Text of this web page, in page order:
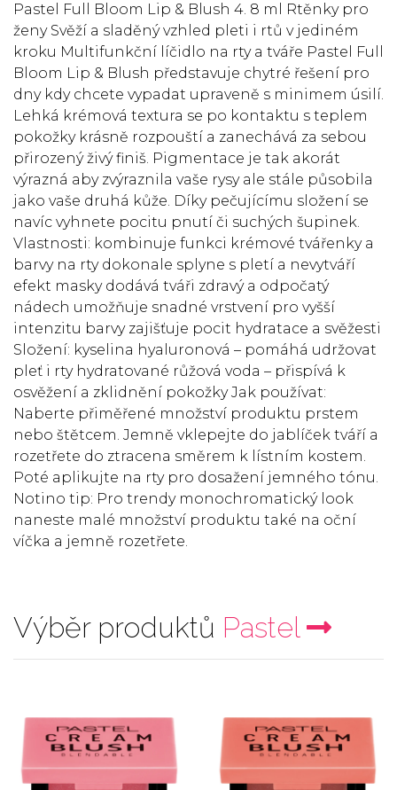
Pastel Full Bloom Lip & Blush 4. 8 ml Rtěnky pro
ženy Svěží a sladěný vzhled pleti i rtů v jediném
kroku Multifunkční líčidlo na rty a tváře Pastel Full
Bloom Lip & Blush představuje chytré řešení pro
dny kdy chcete vypadat upraveně s minimem úsilí.
Lehká krémová textura se po kontaktu s teplem
pokožky krásně rozpouští a zanechává za sebou
přirozený živý finiš. Pigmentace je tak akorát
výrazná aby zvýraznila vaše rysy ale stále působila
jako vaše druhá kůže. Díky pečujícímu složení se
navíc vyhnete pocitu pnutí či suchých šupinek.
Vlastnosti: kombinuje funkci krémové tvářenky a
barvy na rty dokonale splyne s pletí a nevytváří
efekt masky dodává tváři zdravý a odpočatý
nádech umožňuje snadné vrstvení pro vyšší
intenzitu barvy zajišťuje pocit hydratace a svěžesti
Složení: kyselina hyaluronová – pomáhá udržovat
pleť i rty hydratované růžová voda – přispívá k
osvěžení a zklidnění pokožky Jak používat:
Naberte přiměřené množství produktu prstem
nebo štětcem. Jemně vklepejte do jablíček tváří a
rozetřete do ztracena směrem k lístním kostem.
Poté aplikujte na rty pro dosažení jemného tónu.
Notino tip: Pro trendy monochromatický look
naneste malé množství produktu také na oční
víčka a jemně rozetřete.
Výběr produktů Pastel